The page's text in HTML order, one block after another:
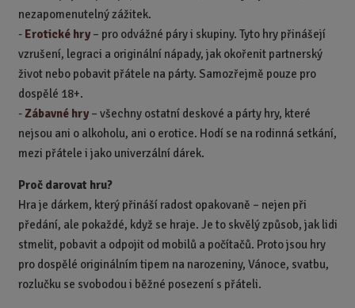
nezapomenutelný zážitek.
- Erotické hry– pro odvážné páry i skupiny. Tyto hry přinášejí
vzrušení, legraci a originální nápady, jak okořenit partnerský
život nebo pobavit přátele na párty. Samozřejmě pouze pro
dospělé 18+.
- Zábavné hry– všechny ostatní deskové a párty hry, které
nejsou ani o alkoholu, ani o erotice. Hodí se na rodinná setkání,
mezi přátele i jako univerzální dárek.
Proč darovat hru?
Hra je dárkem, který přináší radost opakovaně – nejen při
předání, ale pokaždé, když se hraje. Je to skvělý způsob, jak lidi
stmelit, pobavit a odpojit od mobilů a počítačů. Proto jsou hry
pro dospělé originálním tipem na narozeniny, Vánoce, svatbu,
rozlučku se svobodou i běžné posezení s přáteli.